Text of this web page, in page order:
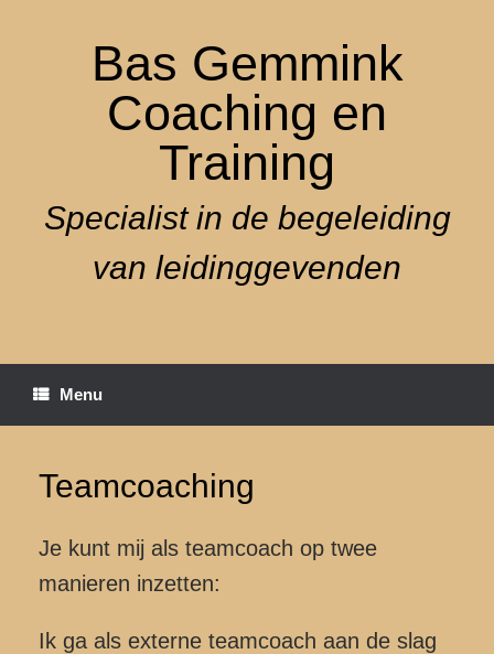
Bas Gemmink
Coaching en
Training
Specialist in de begeleiding
van leidinggevenden
Menu
Teamcoaching
Je kunt mij als teamcoach op twee
manieren inzetten:
Ik ga als externe teamcoach aan de slag